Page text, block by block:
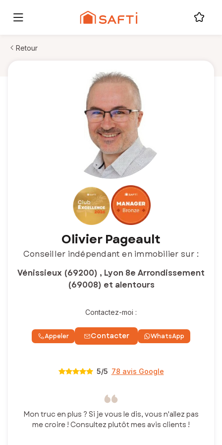
Retour
Olivier Pageault
Conseiller indépendant en immobilier sur :
Vénissieux (69200) , Lyon 8e Arrondissement
(69008) et alentours
Contactez-moi :
Appeler Contacter WhatsApp
5/5 78 avis Google
Mon truc en plus ? Si je vous le dis, vous n'allez pas
me croire ! Consultez plutôt mes avis clients !